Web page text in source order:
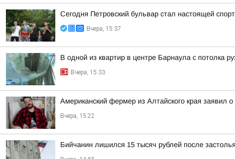
Сегодня Петровский бульвар стал настоящей
Вчера, 15:37
В одной из квартир в центре Барнаула с потолка
Вчера, 15:33
Американский фермер из Алтайского края заявил
Вчера, 15:22
Бийчанин лишился 15 тысяч рублей после